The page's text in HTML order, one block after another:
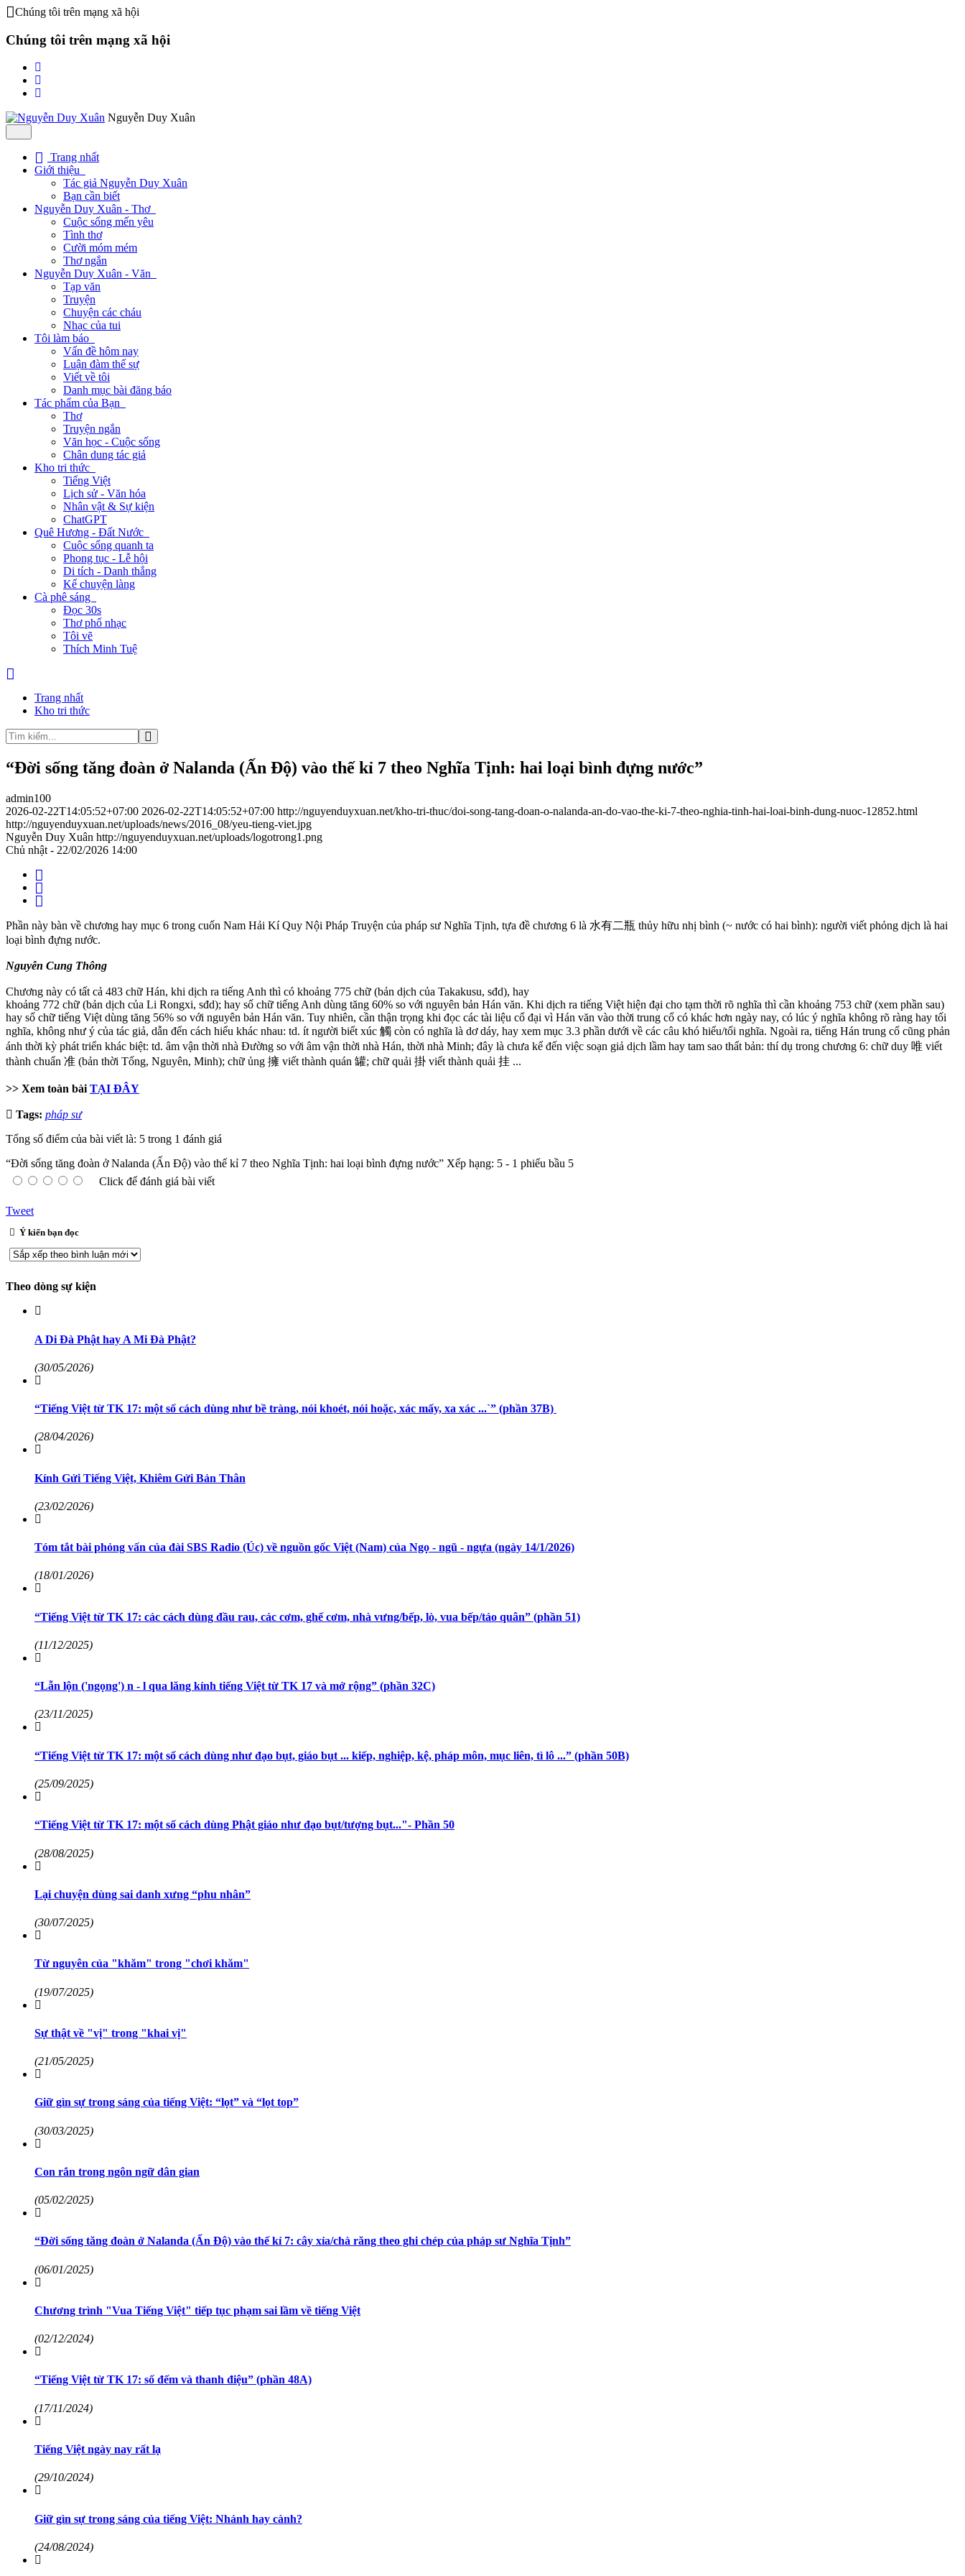
Chúng tôi trên mạng xã hội
Chúng tôi trên mạng xã hội
Nguyễn Duy Xuân
Trang nhất
Giới thiệu
Tác giả Nguyễn Duy Xuân
Bạn cần biết
Nguyễn Duy Xuân - Thơ
Cuộc sống mến yêu
Tình thơ
Cười móm mém
Thơ ngắn
Nguyễn Duy Xuân - Văn
Tạp văn
Truyện
Chuyện các cháu
Nhạc của tui
Tôi làm báo
Vấn đề hôm nay
Luận đàm thế sự
Viết về tôi
Danh mục bài đăng báo
Tác phẩm của Bạn
Thơ
Truyện ngắn
Văn học - Cuộc sống
Chân dung tác giả
Kho tri thức
Tiếng Việt
Lịch sử - Văn hóa
Nhân vật & Sự kiện
ChatGPT
Quê Hương - Đất Nước
Cuộc sống quanh ta
Phong tục - Lễ hội
Di tích - Danh thắng
Kể chuyện làng
Cà phê sáng
Đọc 30s
Thơ phổ nhạc
Tôi vẽ
Thích Minh Tuệ
Trang nhất
Kho tri thức
“Đời sống tăng đoàn ở Nalanda (Ấn Độ) vào thế kỉ 7 theo Nghĩa Tịnh: hai loại bình đựng nước”
admin100
2026-02-22T14:05:52+07:00 2026-02-22T14:05:52+07:00 http://nguyenduyxuan.net/kho-tri-thuc/doi-song-tang-doan-o-nalanda-an-do-vao-the-ki-7-theo-nghia-tinh-hai-loai-binh-dung-nuoc-12852.html
http://nguyenduyxuan.net/uploads/news/2016_08/yeu-tieng-viet.jpg
Nguyễn Duy Xuân http://nguyenduyxuan.net/uploads/logotrong1.png
Chủ nhật - 22/02/2026 14:00
Phần này bàn về chương hay mục 6 trong cuốn Nam Hải Kí Quy Nội Pháp Truyện của pháp sư Nghĩa Tịnh, tựa đề chương 6 là 水有二瓶 thủy hữu nhị bình (~ nước có hai bình): người viết phỏng dịch là hai
loại bình đựng nước.
Nguyễn Cung Thông
Chương này có tất cả 483 chữ Hán, khi dịch ra tiếng Anh thì có khoảng 775 chữ (bản dịch của Takakusu, sđd), hay
khoảng 772 chữ (bản dịch của Li Rongxi, sđd); hay số chữ tiếng Anh dùng tăng 60% so với nguyên bản Hán văn. Khi dịch ra tiếng Việt hiện đại cho tạm thời rõ nghĩa thì cần khoảng 753 chữ (xem phần sau)
hay số chữ tiếng Việt dùng tăng 56% so với nguyên bản Hán văn. Tuy nhiên, cần thận trọng khi đọc các tài liệu cổ đại vì Hán văn vào thời trung cổ có khác hơn ngày nay, có lúc ý nghĩa không rõ ràng hay tối
nghĩa, không như ý của tác giả, dẫn đến cách hiểu khác nhau: td. ít người biết xúc 觸 còn có nghĩa là dơ dáy, hay xem mục 3.3 phần dưới về các câu khó hiểu/tối nghĩa. Ngoài ra, tiếng Hán trung cổ cũng phản
ánh thời kỳ phát triển khác biệt: td. âm vận thời nhà Đường so với âm vận thời nhà Hán, thời nhà Minh; đây là chưa kể đến việc soạn giả dịch lầm hay tam sao thất bản: thí dụ trong chương 6: chữ duy 唯 viết
thành chuẩn 准 (bản thời Tống, Nguyên, Minh); chữ ủng 擁 viết thành quán 罐; chữ quải 掛 viết thành quải 挂 ...
>> Xem toàn bài TẠI ĐÂY
Tags: pháp sư
Tổng số điểm của bài viết là: 5 trong 1 đánh giá
“Đời sống tăng đoàn ở Nalanda (Ấn Độ) vào thế kỉ 7 theo Nghĩa Tịnh: hai loại bình đựng nước” Xếp hạng: 5 - 1 phiếu bầu 5
Click để đánh giá bài viết
Tweet
Ý kiến bạn đọc
Theo dòng sự kiện
A Di Đà Phật hay A Mi Đà Phật?
(30/05/2026)
“Tiếng Việt từ TK 17: một số cách dùng như bề tràng, nói khoét, nói hoặc, xác mấy, xa xác ...`” (phần 37B)
(28/04/2026)
Kính Gửi Tiếng Việt, Khiêm Gửi Bản Thân
(23/02/2026)
Tóm tắt bài phỏng vấn của đài SBS Radio (Úc) về nguồn gốc Việt (Nam) của Ngọ - ngũ - ngựa (ngày 14/1/2026)
(18/01/2026)
“Tiếng Việt từ TK 17: các cách dùng đầu rau, các cơm, ghế cơm, nhà vưng/bếp, lò, vua bếp/táo quân” (phần 51)
(11/12/2025)
“Lẫn lộn ('ngọng') n - l qua lăng kính tiếng Việt từ TK 17 và mở rộng” (phần 32C)
(23/11/2025)
“Tiếng Việt từ TK 17: một số cách dùng như đạo bụt, giáo bụt ... kiếp, nghiệp, kệ, pháp môn, mục liên, tì lô ...” (phần 50B)
(25/09/2025)
“Tiếng Việt từ TK 17: một số cách dùng Phật giáo như đạo bụt/tượng bụt..."- Phần 50
(28/08/2025)
Lại chuyện dùng sai danh xưng “phu nhân”
(30/07/2025)
Từ nguyên của "khăm" trong "chơi khăm"
(19/07/2025)
Sự thật về "vị" trong "khai vị"
(21/05/2025)
Giữ gìn sự trong sáng của tiếng Việt: “lọt” và “lọt top”
(30/03/2025)
Con rắn trong ngôn ngữ dân gian
(05/02/2025)
“Đời sống tăng đoàn ở Nalanda (Ấn Độ) vào thế kỉ 7: cây xỉa/chà răng theo ghi chép của pháp sư Nghĩa Tịnh”
(06/01/2025)
Chương trình "Vua Tiếng Việt" tiếp tục phạm sai lầm về tiếng Việt
(02/12/2024)
“Tiếng Việt từ TK 17: số đếm và thanh điệu” (phần 48A)
(17/11/2024)
Tiếng Việt ngày nay rất lạ
(29/10/2024)
Giữ gìn sự trong sáng của tiếng Việt: Nhánh hay cành?
(24/08/2024)